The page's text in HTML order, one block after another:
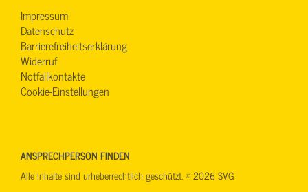
Impressum
Datenschutz
Barrierefreiheitserklärung
Widerruf
Notfallkontakte
Cookie-Einstellungen
ANSPRECHPERSON FINDEN
Alle Inhalte sind urheberrechtlich geschützt. © 2026 SVG